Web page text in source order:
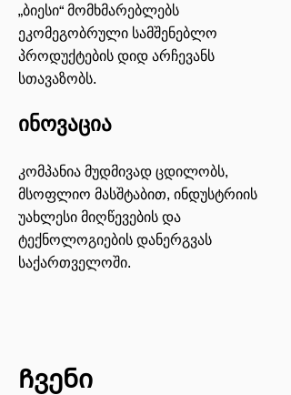
„ბიესი“ მომხმარებლებს
ეკომეგობრული სამშენებლო
პროდუქტების დიდ არჩევანს
სთავაზობს.
ინოვაცია
კომპანია მუდმივად ცდილობს,
მსოფლიო მასშტაბით, ინდუსტრიის
უახლესი მიღწევების და
ტექნოლოგიების დანერგვას
საქართველოში.​
Ჩვენი